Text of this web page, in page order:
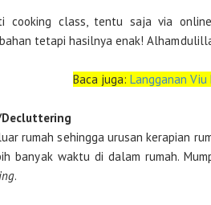
cooking class, tentu saja via
tetapi hasilnya enak!
Baca juga:Langganan Viu
Decluttering
rumah sehingga urusan kerapian
banyak waktu di dalam rumah.
.